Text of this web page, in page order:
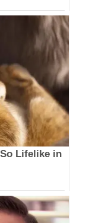
Lifelike in